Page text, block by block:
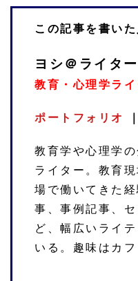
この記事を書いた
ヨシ＠ライター
教育・心理学ライ
ポートフォリオ
教育学や心理学
ライター。教育
場で働いてきた
事、事例記事、
ど、幅広いライ
いる。趣味はカフ